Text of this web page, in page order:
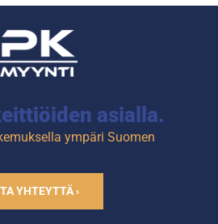
asialla.
ympäri Suomen
YHTEYTTÄ ›